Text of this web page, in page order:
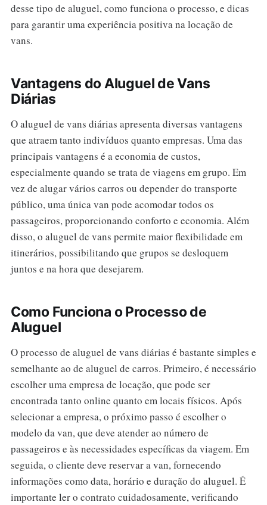
desse tipo de aluguel, como funciona o processo, e dicas
para garantir uma experiência positiva na locação de
vans.
Vantagens do Aluguel de Vans
Diárias
O aluguel de vans diárias apresenta diversas vantagens
que atraem tanto indivíduos quanto empresas. Uma das
principais vantagens é a economia de custos,
especialmente quando se trata de viagens em grupo. Em
vez de alugar vários carros ou depender do transporte
público, uma única van pode acomodar todos os
passageiros, proporcionando conforto e economia. Além
disso, o aluguel de vans permite maior flexibilidade em
itinerários, possibilitando que grupos se desloquem
juntos e na hora que desejarem.
Como Funciona o Processo de
Aluguel
O processo de aluguel de vans diárias é bastante simples e
semelhante ao de aluguel de carros. Primeiro, é necessário
escolher uma empresa de locação, que pode ser
encontrada tanto online quanto em locais físicos. Após
selecionar a empresa, o próximo passo é escolher o
modelo da van, que deve atender ao número de
passageiros e às necessidades específicas da viagem. Em
seguida, o cliente deve reservar a van, fornecendo
informações como data, horário e duração do aluguel. É
importante ler o contrato cuidadosamente, verificando